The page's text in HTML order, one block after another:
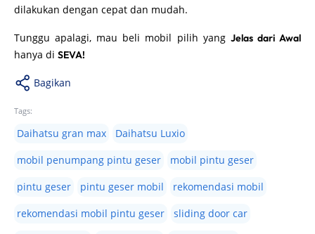
dilakukan dengan cepat dan mudah.
Tunggu apalagi, mau beli mobil pilih yang Jelas dari Awal
hanya di SEVA!
Bagikan
Tags:
Daihatsu gran max
Daihatsu Luxio
mobil penumpang pintu geser
mobil pintu geser
pintu geser
pintu geser mobil
rekomendasi mobil
rekomendasi mobil pintu geser
sliding door car